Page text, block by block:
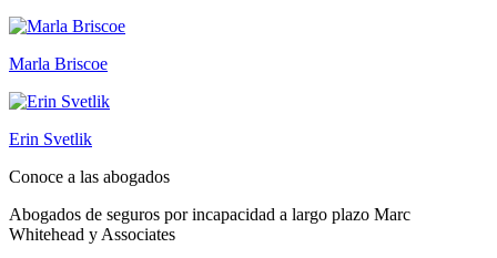
Marla Briscoe
Erin Svetlik
Conoce a las abogados
Abogados de seguros por incapacidad a largo plazo Marc
Whitehead y Associates